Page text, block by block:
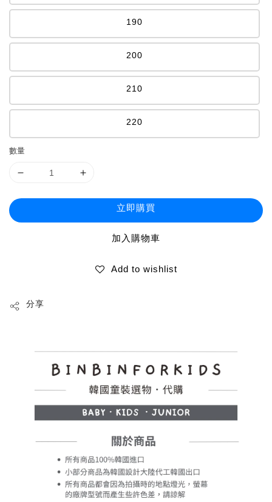
190
200
210
220
數量
立即購買
加入購物車
Add to wishlist
分享